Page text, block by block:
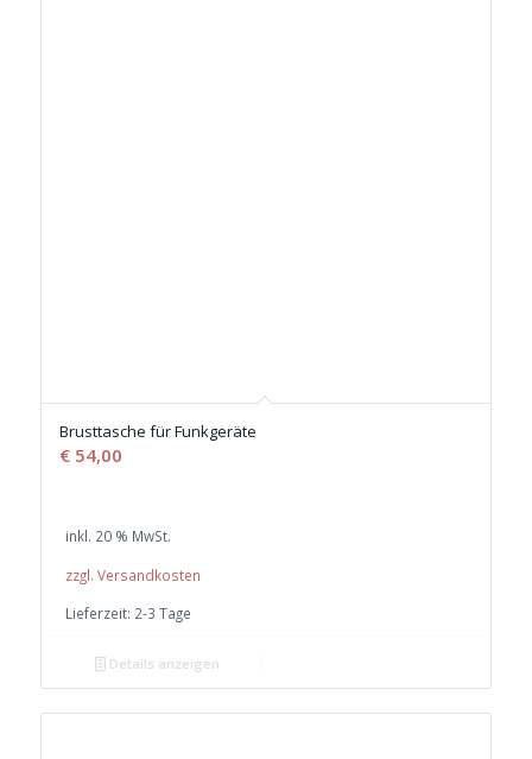
Brusttasche für Funkgeräte
€54,00
inkl. 20 % MwSt.
zzgl. Versandkosten
Lieferzeit: 2-3 Tage
Details anzeigen